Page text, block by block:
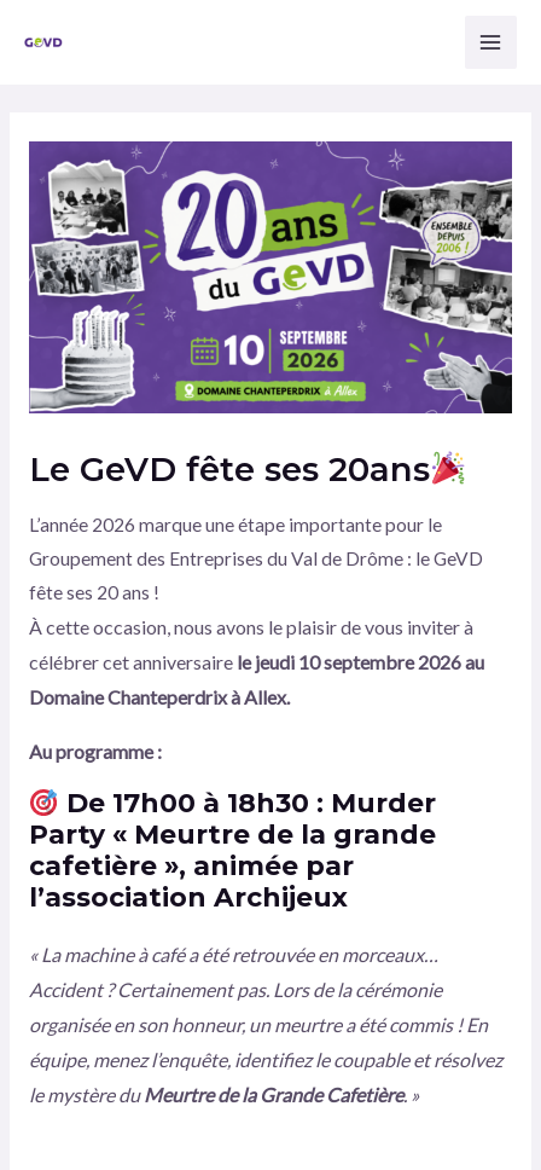
Le GeVD fête ses 20ans
L’année 2026 marque une étape importante pour le
Groupement des Entreprises du Val de Drôme : le GeVD
fête ses 20 ans !
À cette occasion, nous avons le plaisir de vous inviter à
célébrer cet anniversaire le jeudi 10 septembre 2026 au
Domaine Chanteperdrix à Allex.
Au programme :
De 17h00 à 18h30 : Murder
Party « Meurtre de la grande
cafetière », animée par
l’association Archijeux
« La machine à café a été retrouvée en morceaux…
Accident ? Certainement pas. Lors de la cérémonie
organisée en son honneur, un meurtre a été commis ! En
équipe, menez l’enquête, identifiez le coupable et résolvez
le mystère duMeurtre de la Grande Cafetière. »
articles